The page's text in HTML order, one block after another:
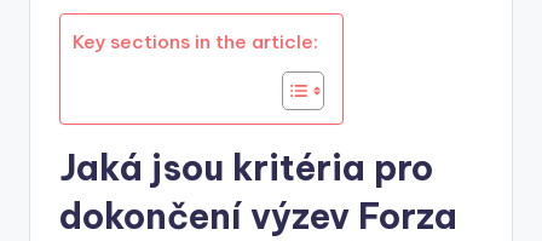
Key sections in the article:
Jaká jsou kritéria pro
dokončení výzev Forza